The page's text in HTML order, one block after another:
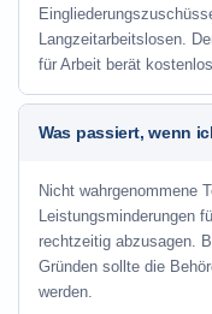
Langzeitarbeitslosen.
für Arbeit berät
Was passiert, wenn
Nicht wahrgenommene
Leistungsminderungen
rechtzeitig abzusagen.
Gründen sollte die
werden.